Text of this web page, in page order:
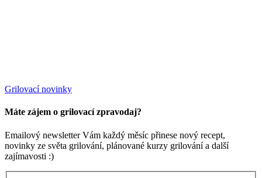
Grilovací novinky
Máte zájem o grilovací zpravodaj?
Emailový newsletter Vám každý měsíc přinese nový recept,
novinky ze světa grilování, plánované kurzy grilování a další
zajímavosti :)